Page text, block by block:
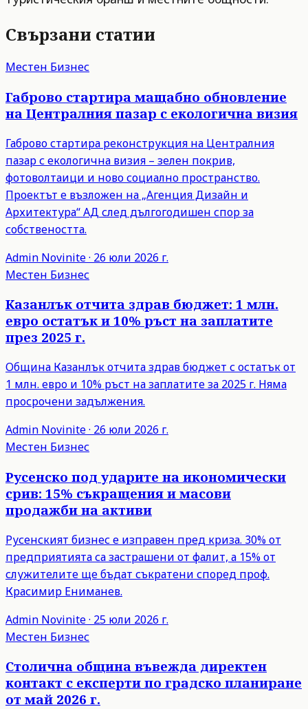
Свързани статии
Местен Бизнес
Габрово стартира мащабно обновление
на Централния пазар с екологична визия
Габрово стартира реконструкция на Централния
пазар с екологична визия – зелен покрив,
фотоволтаици и ново социално пространство.
Проектът е възложен на „Агенция Дизайн и
Архитектура“ АД след дългогодишен спор за
собствеността.
Admin Novinite· 26 юли 2026 г.
Местен Бизнес
Казанлък отчита здрав бюджет: 1 млн.
евро остатък и 10% ръст на заплатите
през 2025 г.
Община Казанлък отчита здрав бюджет с остатък от
1 млн. евро и 10% ръст на заплатите за 2025 г. Няма
просрочени задължения.
Admin Novinite· 26 юли 2026 г.
Местен Бизнес
Русенско под ударите на икономически
срив: 15% съкращения и масови
продажби на активи
Русенският бизнес е изправен пред криза. 30% от
предприятията са застрашени от фалит, а 15% от
служителите ще бъдат съкратени според проф.
Красимир Ениманев.
Admin Novinite· 25 юли 2026 г.
Местен Бизнес
Столична община въвежда директен
контакт с експерти по градско планиране
от май 2026 г.